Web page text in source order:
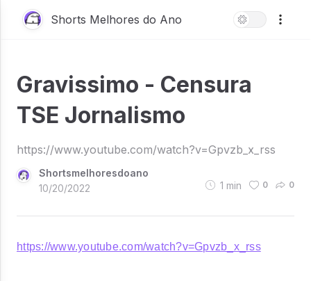
Shorts Melhores do Ano
Gravissimo - Censura
TSE Jornalismo
https://www.youtube.com/watch?v=Gpvzb_x_rss
Shortsmelhoresdoano
10/20/2022
1 min 0 0
https://www.youtube.com/watch?v=Gpvzb_x_rss